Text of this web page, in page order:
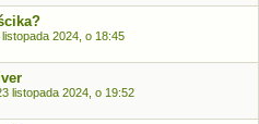
listopada 2024, o 18:45
listopada 2024, o 19:52